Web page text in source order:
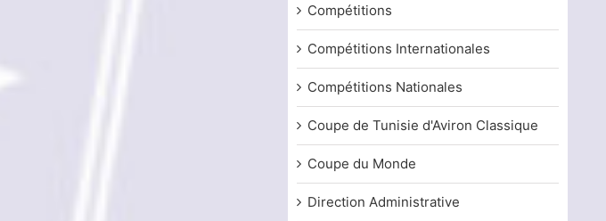
Compétitions
Compétitions Internationales
Compétitions Nationales
Coupe de Tunisie d'Aviron Classique
Coupe du Monde
Direction Administrative